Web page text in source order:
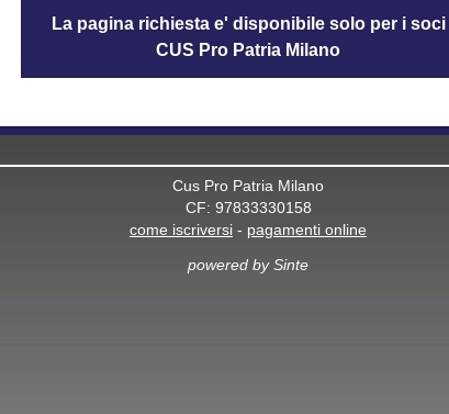
La pagina richiesta e' disponibile solo per i soci
CUS Pro Patria Milano
Cus Pro Patria Milano
CF: 97833330158
come iscriversi - pagamenti online
powered by Sinte